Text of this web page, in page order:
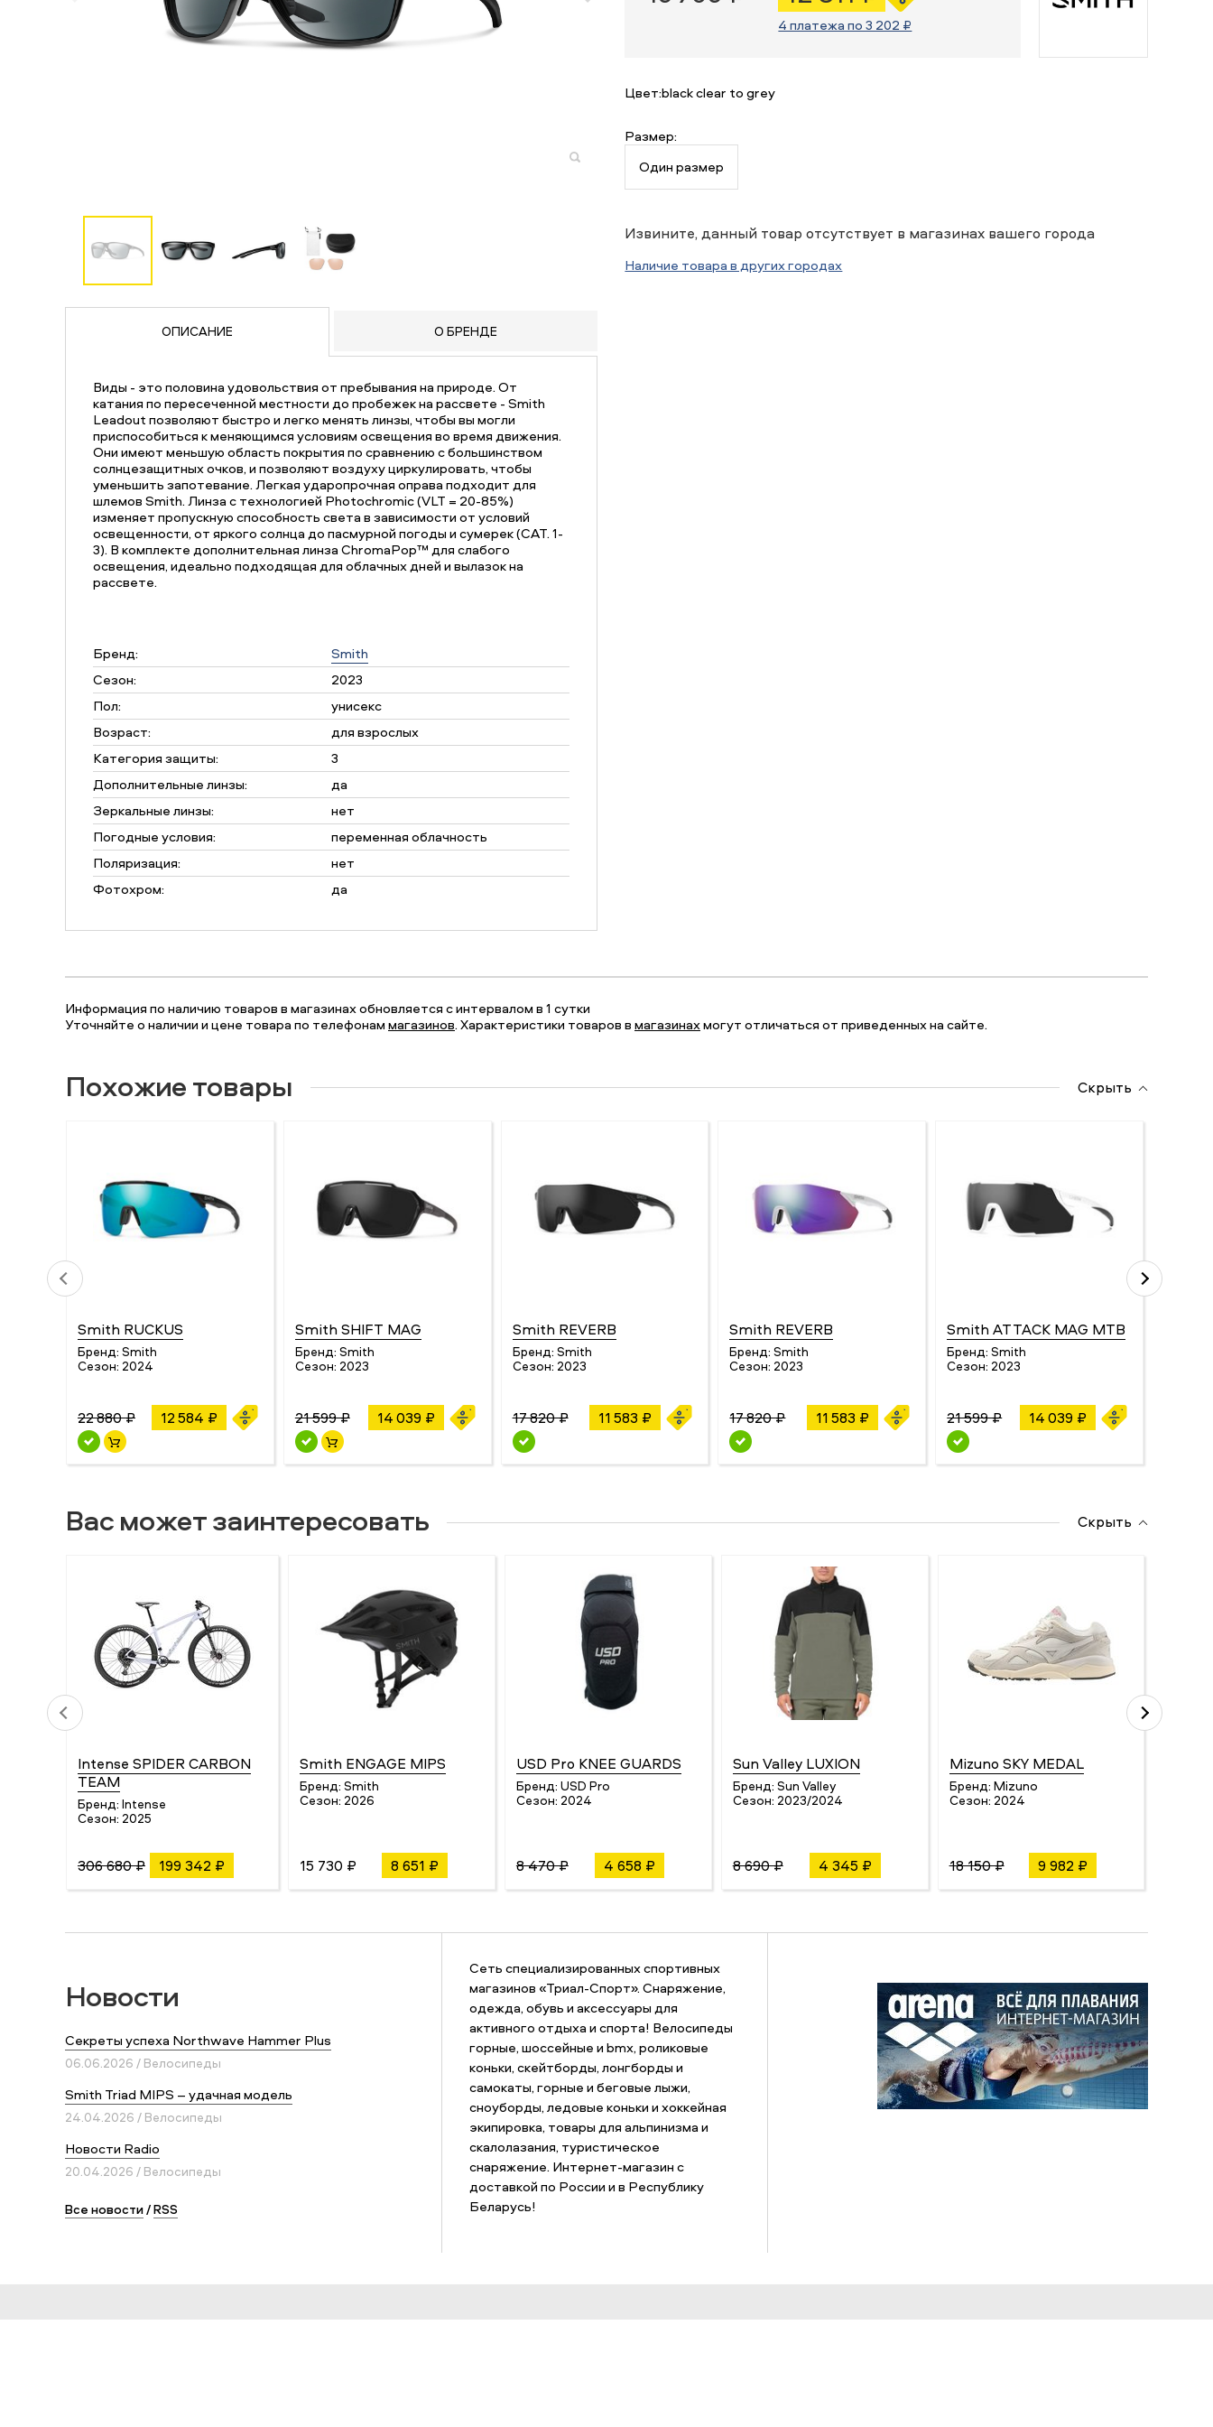
ОПИСАНИЕ О БРЕНДЕ
Виды - это половина удовольствия от пребывания на природе. От
катания по пересеченной местности до пробежек на рассвете - Smith
Leadout позволяют быстро и легко менять линзы, чтобы вы могли
приспособиться к меняющимся условиям освещения во время движения.
Они имеют меньшую область покрытия по сравнению с большинством
солнцезащитных очков, и позволяют воздуху циркулировать, чтобы
уменьшить запотевание. Легкая ударопрочная оправа подходит для
шлемов Smith. Линза c технологией Photochromic (VLT = 20-85%)
изменяет пропускную способность света в зависимости от условий
освещенности, от яркого солнца до пасмурной погоды и сумерек (CAT. 1-
3). В комплекте дополнительная линза ChromaPop™ для слабого
освещения, идеально подходящая для облачных дней и вылазок на
рассвете.
Бренд:
Smith
Сезон:
2023
Пол:
унисекс
Возраст:
для взрослых
Категория защиты:
3
Дополнительные линзы:
да
Зеркальные линзы:
нет
Погодные условия:
переменная облачность
Поляризация:
нет
Фотохром:
да
4 платежа по 3 202 ₽
Цвет:black clear to grey
Размер:
Один размер
Извините, данный товар отсутствует в магазинах вашего города
Наличие товара в других городах
Информация по наличию товаров в магазинах обновляется с интервалом в 1 сутки
Уточняйте о наличии и цене товара по телефонаммагазинов. Характеристики товаров вмагазинахмогут отличаться от приведенных на сайте.
Похожие товары Скрыть
Smith RUCKUS
Бренд: Smith
Сезон: 2024
22 880 ₽ 12 584 ₽
Smith SHIFT MAG
Бренд: Smith
Сезон: 2023
21 599 ₽ 14 039 ₽
Smith REVERB
Бренд: Smith
Сезон: 2023
17 820 ₽ 11 583 ₽
Smith REVERB
Бренд: Smith
Сезон: 2023
17 820 ₽ 11 583 ₽
Smith ATTACK MAG MTB
Бренд: Smith
Сезон: 2023
21 599 ₽ 14 039 ₽
Вас может заинтересовать Скрыть
Intense SPIDER CARBON
TEAM
Бренд: Intense
Сезон: 2025
306 680 ₽ 199 342 ₽
Smith ENGAGE MIPS
Бренд: Smith
Сезон: 2026
15 730 ₽ 8 651 ₽
USD Pro KNEE GUARDS
Бренд: USD Pro
Сезон: 2024
8 470 ₽ 4 658 ₽
Sun Valley LUXION
Бренд: Sun Valley
Сезон: 2023/2024
8 690 ₽ 4 345 ₽
Mizuno SKY MEDAL
Бренд: Mizuno
Сезон: 2024
18 150 ₽ 9 982 ₽
Новости
Секреты успеха Northwave Hammer Plus
06.06.2026 / Велосипеды
Smith Triad MIPS – удачная модель
24.04.2026 / Велосипеды
Новости Radio
20.04.2026 / Велосипеды
Все новости/RSS
Сеть специализированных спортивных
магазинов «Триал-Спорт». Снаряжение,
одежда, обувь и аксессуары для
активного отдыха и спорта! Велосипеды
горные, шоссейные и bmx, роликовые
коньки, скейтборды, лонгборды и
самокаты, горные и беговые лыжи,
сноуборды, ледовые коньки и хоккейная
экипировка, товары для альпинизма и
скалолазания, туристическое
снаряжение. Интернет-магазин с
доставкой по России и в Республику
Беларусь!